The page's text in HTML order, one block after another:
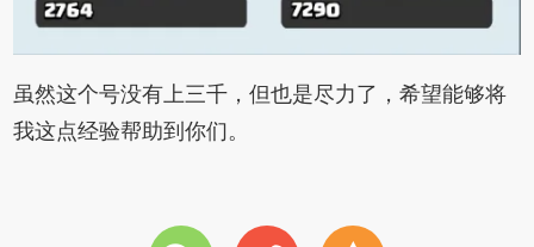
虽然这个号没有上三千，但也是尽力了，希望能够将
我这点经验帮助到你们。